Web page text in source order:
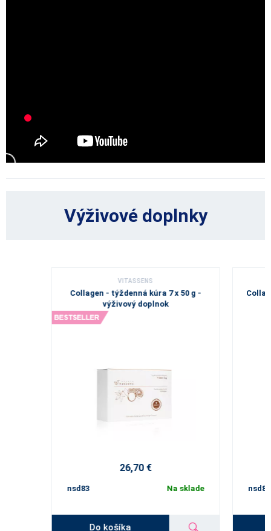
Výživové doplnky
VITASSENS
Collagen - týždenná kúra 7 x 50 g -
výživový doplnok
26,70 €
nsd83 Na sklade
Do košíka
nsd84